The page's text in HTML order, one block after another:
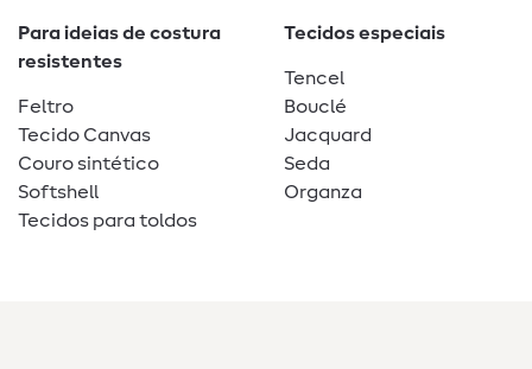
Para ideias de costura
resistentes
Feltro
Tecido Canvas
Couro sintético
Softshell
Tecidos para toldos
Tecidos especiais
Tencel
Bouclé
Jacquard
Seda
Organza